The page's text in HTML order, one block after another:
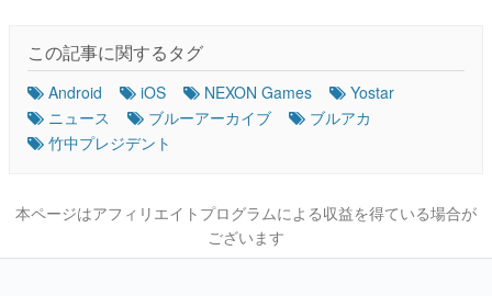
この記事に関するタグ
Android iOS NEXON Games
Yostar
ニュース
ブルーアーカイブ
ブルアカ
竹中プレジデント
本ページはアフィリエイトプログラムによる収益を得ている場合が
ございます